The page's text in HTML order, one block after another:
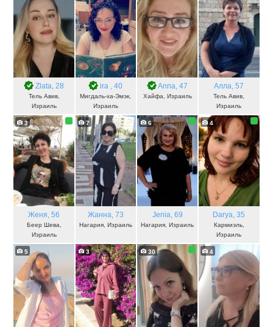
Zlata, 28
Тель Авив,
Израиль
ira , 40
Мигдаль-ха-Эмэк,
Израиль
Anna, 47
Хайфа, Израиль
Алла, 57
Тель Авив,
Израиль
3
Женя, 56
Беер Шева,
Израиль
7
Жанна, 73
Нагария, Израиль
6
Jenia, 69
Нагария, Израиль
4
Darya, 35
Кармиэль,
Израиль
5 3 30 4